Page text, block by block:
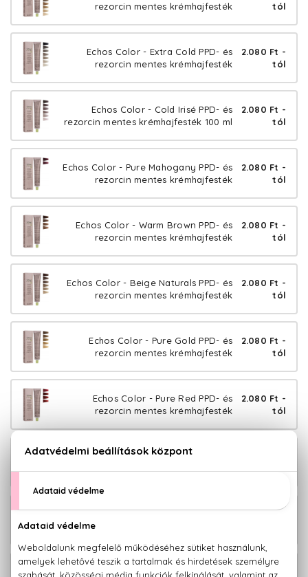
rezorcin mentes krémhajfesték
tól
Echos Color - Extra Cold PPD- és
rezorcin mentes krémhajfesték
2.080 Ft -
tól
Echos Color - Cold Irisé PPD- és
rezorcin mentes krémhajfesték 100 ml
2.080 Ft -
tól
Echos Color - Pure Mahogany PPD- és
rezorcin mentes krémhajfesték
2.080 Ft -
tól
Echos Color - Warm Brown PPD- és
rezorcin mentes krémhajfesték
2.080 Ft -
tól
Echos Color - Beige Naturals PPD- és
rezorcin mentes krémhajfesték
2.080 Ft -
tól
Echos Color - Pure Gold PPD- és
rezorcin mentes krémhajfesték
2.080 Ft -
tól
Echos Color - Pure Red PPD- és
rezorcin mentes krémhajfesték
2.080 Ft -
tól
Echos Color - Pure Brown PPD- és
Echos Color - Pure Copper PPD- és
rezorcin mentes krémhajfesték
2.080 Ft -
Echos Color - Cold Copper PPD- és 2.080 Ft -